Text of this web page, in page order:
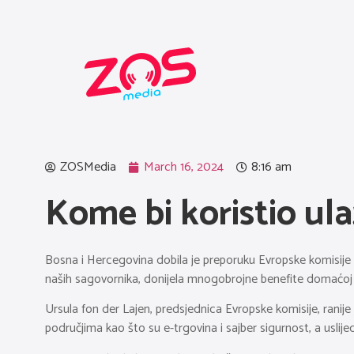
ZOSMedia March 16, 2024 8:16 am
Kome bi koristio
Bosna i Hercegovina dobila je preporuku Evropske
naših sagovornika, donijela mnogobrojne benefite
Ursula fon der Lajen, predsjednica Evropske komisije,
područjima kao što su e-trgovina i sajber sigurnost, a